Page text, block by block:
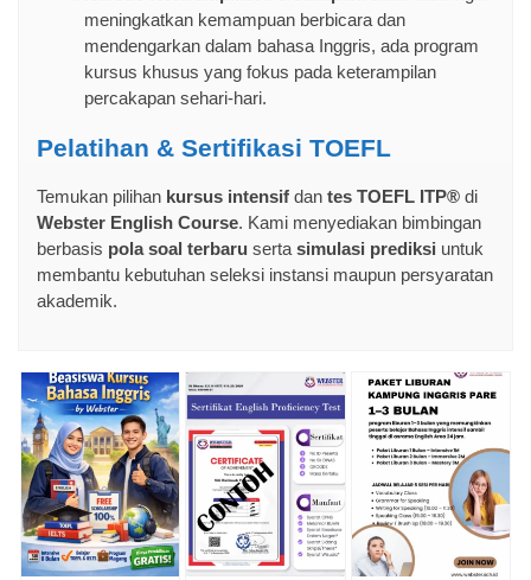
meningkatkan kemampuan berbicara dan
mendengarkan dalam bahasa Inggris, ada program
kursus khusus yang fokus pada keterampilan
percakapan sehari-hari.
Pelatihan & Sertifikasi TOEFL
Temukan pilihan kursus intensif dan tes TOEFL ITP® di
Webster English Course. Kami menyediakan bimbingan
berbasis pola soal terbaru serta simulasi prediksi untuk
membantu kebutuhan seleksi instansi maupun persyaratan
akademik.